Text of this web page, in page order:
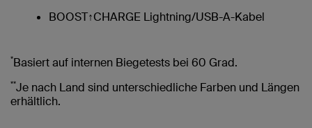
BOOST↑CHARGE Lightning/USB-A-Kabel
*Basiert auf internen Biegetests bei 60 Grad.
**Je nach Land sind unterschiedliche Farben und Längen
erhältlich.